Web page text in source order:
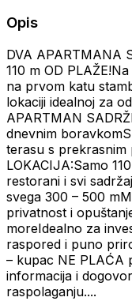
Opis
DVA APARTMANA
110 m OD
na prvom katu
lokaciji idealnoj za
APARTMAN
dnevnim
terasu s prekrasnim
LOKACIJA:Samo
restorani i svi
svega 300 – 500
privatnost i
moreIdealno za
raspored i puno
– kupac NE PLAĆA
informacija i
raspolaganju....